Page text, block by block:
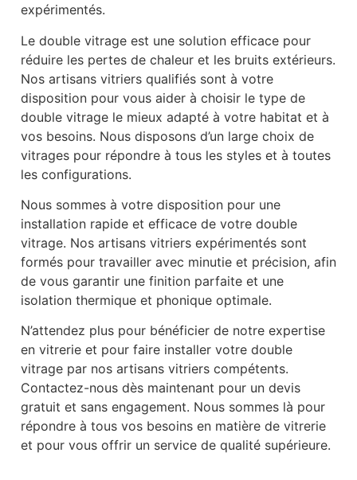
expérimentés.
Le double vitrage est une solution efficace pour
réduire les pertes de chaleur et les bruits extérieurs.
Nos artisans vitriers qualifiés sont à votre
disposition pour vous aider à choisir le type de
double vitrage le mieux adapté à votre habitat et à
vos besoins. Nous disposons d’un large choix de
vitrages pour répondre à tous les styles et à toutes
les configurations.
Nous sommes à votre disposition pour une
installation rapide et efficace de votre double
vitrage. Nos artisans vitriers expérimentés sont
formés pour travailler avec minutie et précision, afin
de vous garantir une finition parfaite et une
isolation thermique et phonique optimale.
N’attendez plus pour bénéficier de notre expertise
en vitrerie et pour faire installer votre double
vitrage par nos artisans vitriers compétents.
Contactez-nous dès maintenant pour un devis
gratuit et sans engagement. Nous sommes là pour
répondre à tous vos besoins en matière de vitrerie
et pour vous offrir un service de qualité supérieure.